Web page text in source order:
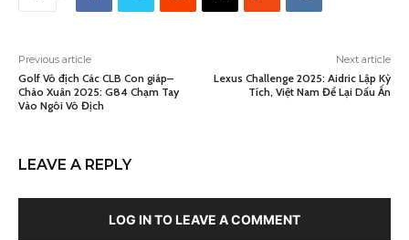
Previous article
Golf Vô địch Các CLB Con giáp–
Chào Xuân 2025: G84 Chạm Tay
Vào Ngôi Vô Địch
Next article
Lexus Challenge 2025: Aidric Lập Kỳ
Tích, Việt Nam Để Lại Dấu Ấn
LEAVE A REPLY
LOG IN TO LEAVE A COMMENT